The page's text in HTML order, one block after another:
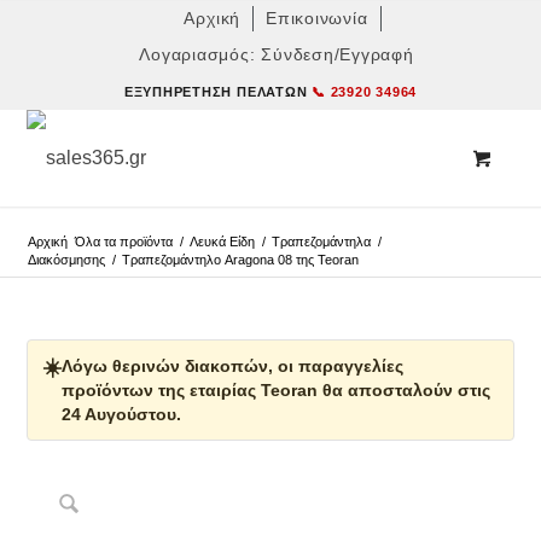
Αρχική
Επικοινωνία
Λογαριασμός: Σύνδεση/Εγγραφή
ΕΞΥΠΗΡΈΤΗΣΗ ΠΕΛΑΤΏΝ 📞 23920 34964
Αρχική Όλα τα προϊόντα / Λευκά Είδη / Τραπεζομάντηλα /
Διακόσμησης / Τραπεζομάντηλο Aragona 08 της Teoran
☀️Λόγω θερινών διακοπών, οι παραγγελίες
προϊόντων της εταιρίας Teoran θα αποσταλούν στις
24 Αυγούστου.